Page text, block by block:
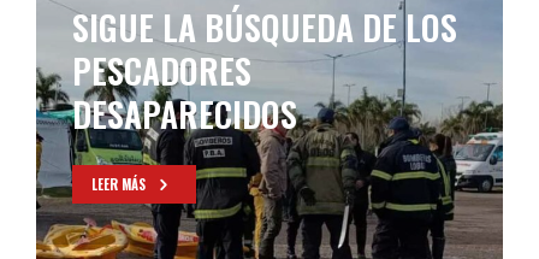
SIGUE LA BÚSQUEDA DE LOS
PESCADORES
DESAPARECIDOS
LEER MÁS